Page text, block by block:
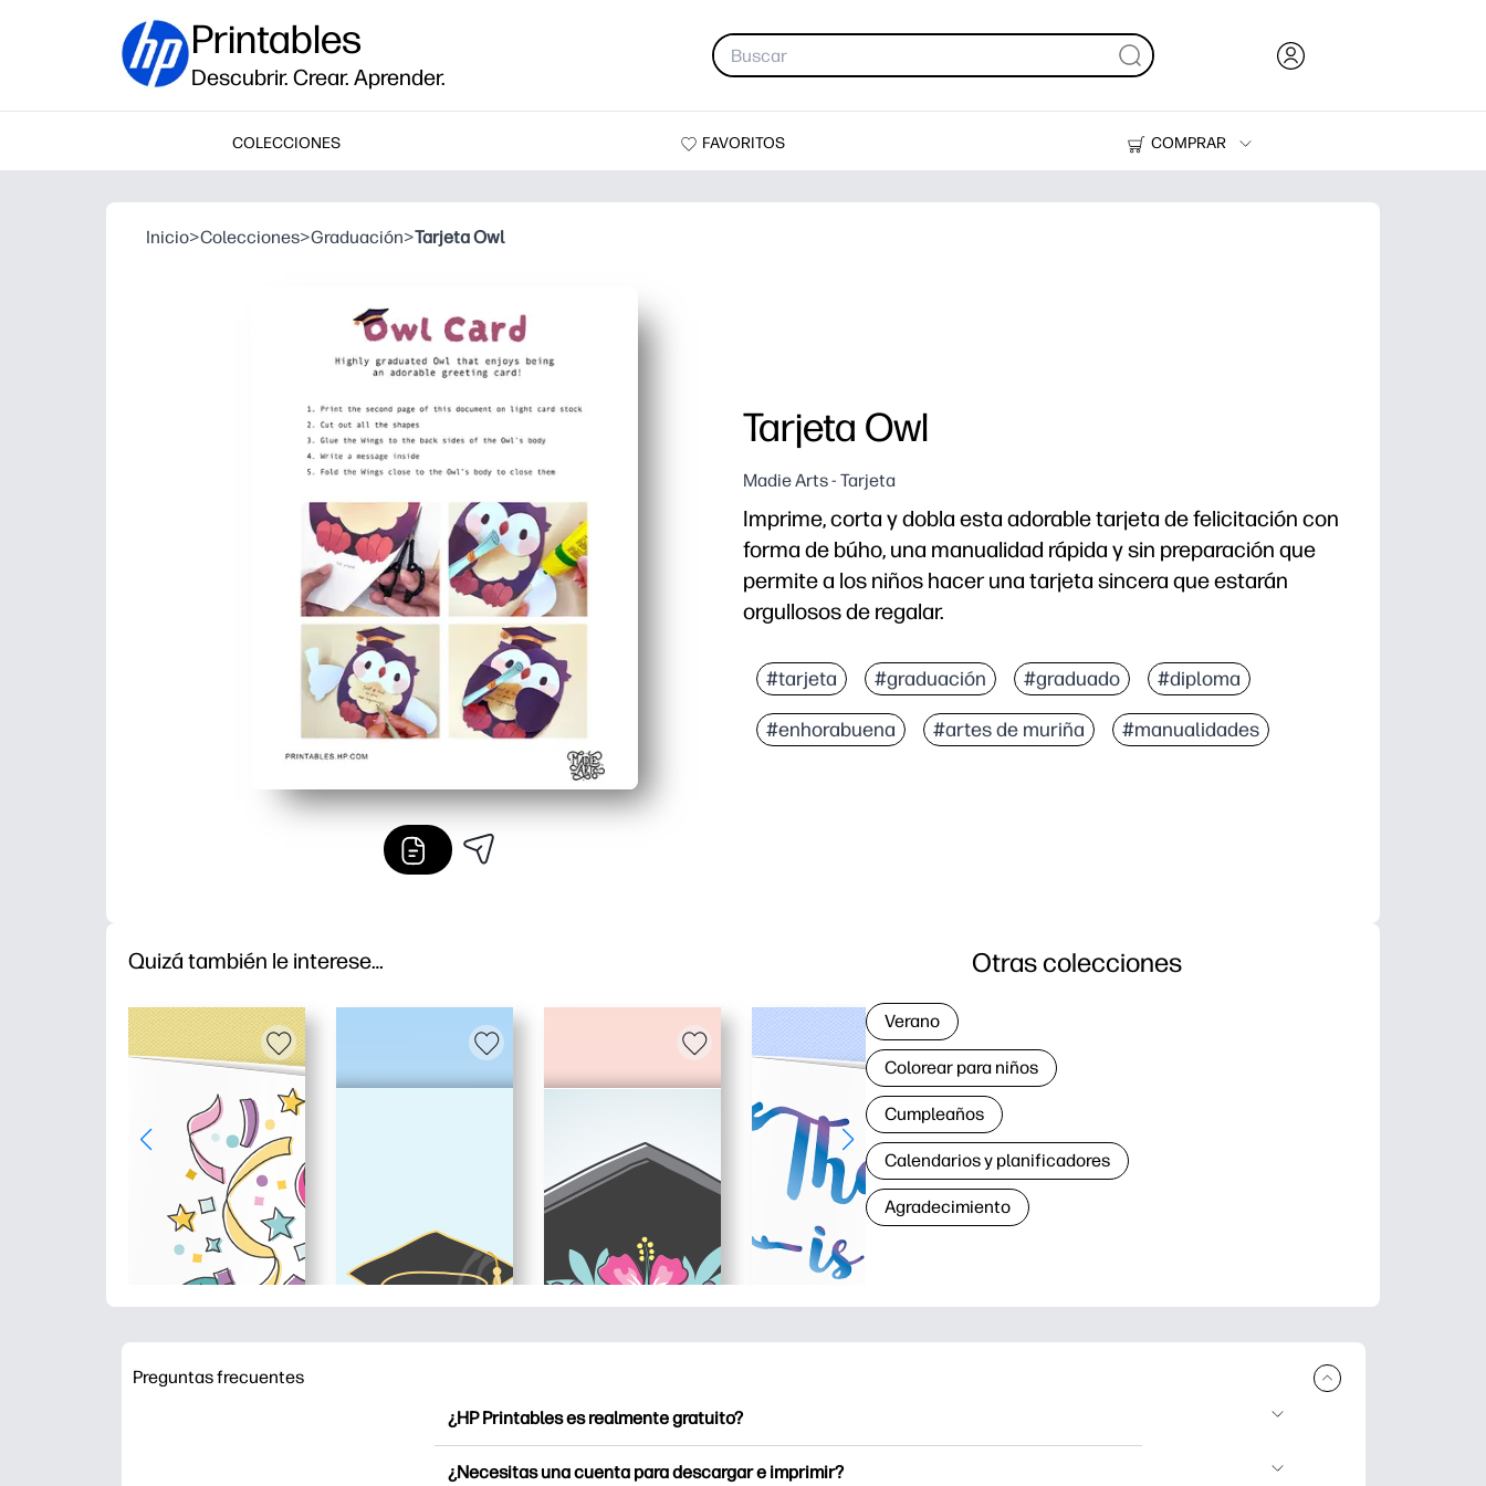
Printables
Descubrir. Crear. Aprender.
COLECCIONES FAVORITOS
COMPRAR
Impresoras
Inicio>Colecciones>Graduación>Tarjeta Owl
Tarjeta Owl
Madie Arts - Tarjeta
Imprime, corta y dobla esta adorable tarjeta de felicitación con
forma de búho, una manualidad rápida y sin preparación que
permite a los niños hacer una tarjeta sincera que estarán
orgullosos de regalar.
Estarás listo en minutos: simplemente imprime en cartulina, corta, dobla y
Mantiene a los niños concentrados: los pasos simples desarrollan la
Fácil de personalizar: colorea, añade pegatinas y escribe un mensaje
#tarjeta #graduación #graduado #diploma
#enhorabuena #artes de muriña #manualidades
Quizá también le interese… Otras colecciones
Verano
Colorear para niños
Cumpleaños
Calendarios y planificadores
Agradecimiento
Preguntas frecuentes
¿HP Printables es realmente gratuito?
¿Necesitas una cuenta para descargar e imprimir?